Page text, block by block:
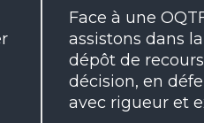
Face à une
assistons dans
dépôt de
décision, en
avec rigueur et